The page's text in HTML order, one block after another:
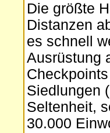
Die größte
Distanzen
es schnell
Ausrüstung
Siedlungen
Seltenheit,
30.000